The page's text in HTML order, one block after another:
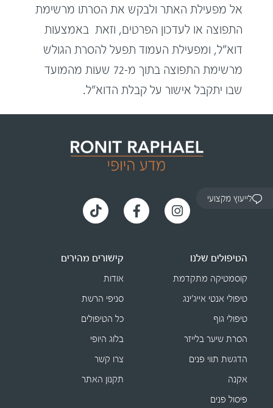
אל מפעילת האתר ולבקש את הסרתו מרשימת
התפוצה או לעדכון הפרטים, וזאת באמצעות
דוא"ל, ומפעילת העמוד תפעל להסרת הגולש
מרשימת התפוצה בתוך מ-72 שעות מהמועד
שבו יתקבל אישור על קבלת הדוא"ל.
הטיפולים שלנו
קוסמטיקה מתקדמת
טיפולי אנטי אייג׳ינג
טיפולי גוף
הסרת שיער בלייזר
הדגשת תווי פנים
אקנה
פיסול פנים
קישורים מהירים
אודות
סניפי הרשת
כל הטיפולים
בלוג היופי
צרו קשר
תקנון האתר
לייעוץ מקצועי